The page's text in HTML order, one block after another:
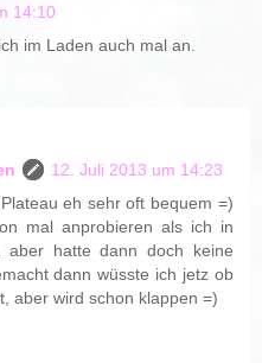
14:10
im Laden auch mal an.
12. Juli 2013 um 14:23
eh sehr oft bequem =)
mal anprobieren als ich in
aber hatte dann doch keine
dann wüsste ich jetz ob
aber wird schon klappen =)